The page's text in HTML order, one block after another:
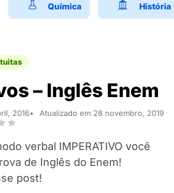
Química História
– Inglês Enem
2016
Atualizado em 28 novembro, 2019
verbal IMPERATIVO você
de Inglês do Enem!
post!